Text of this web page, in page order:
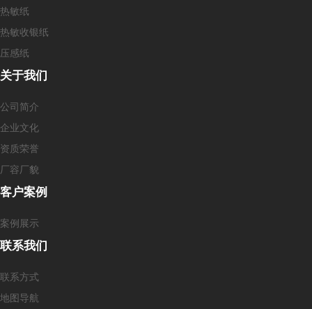
热敏纸
热敏收银纸
压感纸
关于我们
公司简介
企业文化
资质荣誉
厂容厂貌
客户案例
案例展示
联系我们
联系方式
地图导航